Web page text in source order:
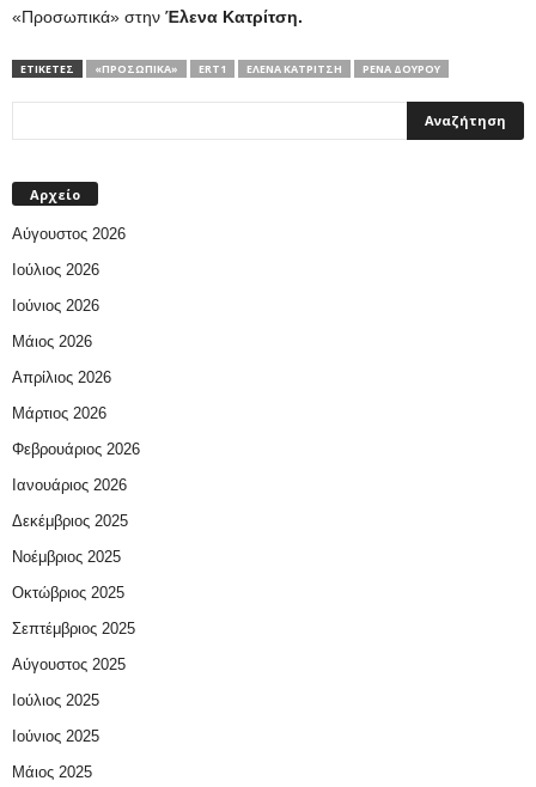
«Προσωπικά» στην Έλενα Κατρίτση.
ΕΤΙΚΕΤΕΣ «ΠΡΟΣΩΠΙΚΆ» ERT1 ΈΛΕΝΑ ΚΑΤΡΊΤΣΗ ΡΈΝΑ ΔΟΎΡΟΥ
Αρχείο
Αύγουστος 2026
Ιούλιος 2026
Ιούνιος 2026
Μάιος 2026
Απρίλιος 2026
Μάρτιος 2026
Φεβρουάριος 2026
Ιανουάριος 2026
Δεκέμβριος 2025
Νοέμβριος 2025
Οκτώβριος 2025
Σεπτέμβριος 2025
Αύγουστος 2025
Ιούλιος 2025
Ιούνιος 2025
Μάιος 2025